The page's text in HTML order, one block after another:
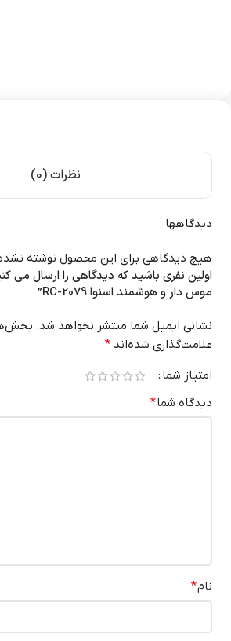
نظرات (0)
دیدگاهها
هیچ دیدگاهی برای این محصول نوشته
اولین نفری باشید که دیدگاهی را ارسال می
موس دار و هوشمند اسنوا RC-2079”
نشانی ایمیل شما منتشر نخواهد شد.
علامت‌گذاری شده‌اند *
امتیاز شما
دیدگاه شما*
نام*